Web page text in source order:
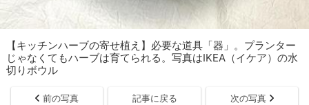
【キッチンハーブの寄せ植え】必要な道具「器」。プランター
じゃなくてもハーブは育てられる。写真はIKEA（イケア）の水
切りボウル
前の写真 記事に戻る 次の写真